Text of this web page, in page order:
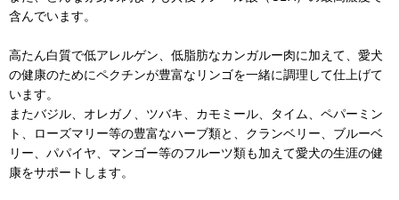
含んでいます。
高たん白質で低アレルゲン、低脂肪なカンガルー肉に加えて、愛犬
の健康のためにペクチンが豊富なリンゴを一緒に調理して仕上げて
います。
またバジル、オレガノ、ツバキ、カモミール、タイム、ペパーミン
ト、ローズマリー等の豊富なハーブ類と、クランベリー、ブルーベ
リー、パパイヤ、マンゴー等のフルーツ類も加えて愛犬の生涯の健
康をサポートします。